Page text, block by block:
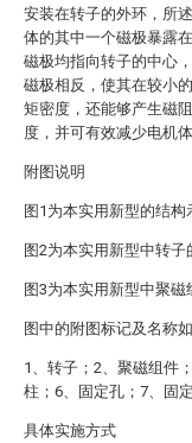
安装在转子的外环，所
体的其中一个磁极暴露
磁极均指向转子的中心
磁极相反，使其在较小
矩密度，还能够产生磁
度，并可有效减少电机
附图说明
图1为本实用新型的结构
图2为本实用新型中转子
图3为本实用新型中聚磁
图中的附图标记及名称如
1、转子；2、聚磁组件
柱；6、固定孔；7、固定
具体实施方式